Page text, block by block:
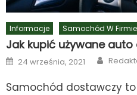
Informacje Samochód W Firmie
Jak kupić używane
Posted
on
24 września, 2021 Author
Samochód dostawczy